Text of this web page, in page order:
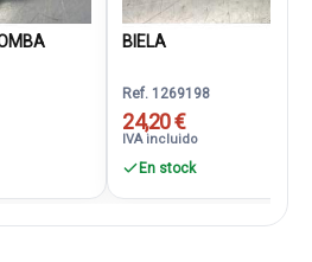
BIELA
Ref. 1269198
24,20 €
IVA incluido
En stock